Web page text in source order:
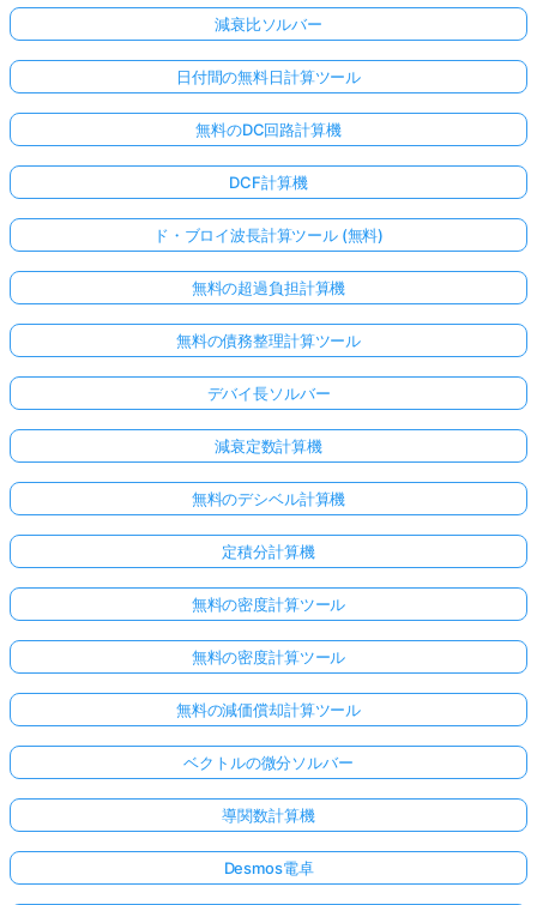
減衰比ソルバー
日付間の無料日計算ツール
無料のDC回路計算機
DCF計算機
ド・ブロイ波長計算ツール (無料)
無料の超過負担計算機
無料の債務整理計算ツール
デバイ長ソルバー
減衰定数計算機
無料のデシベル計算機
定積分計算機
無料の密度計算ツール
無料の密度計算ツール
無料の減価償却計算ツール
ベクトルの微分ソルバー
導関数計算機
Desmos電卓